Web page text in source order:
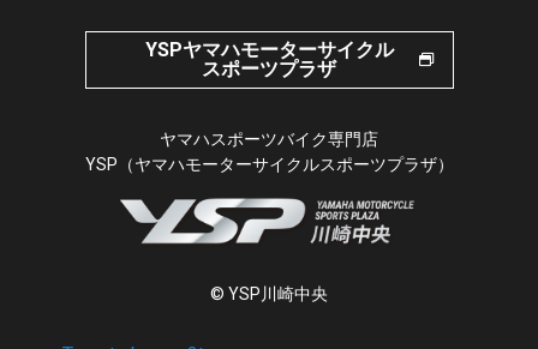
YSPヤマハモーターサイクル
スポーツプラザ
ヤマハスポーツバイク専門店
YSP（ヤマハモーターサイクルスポーツプラザ）
© YSP川崎中央